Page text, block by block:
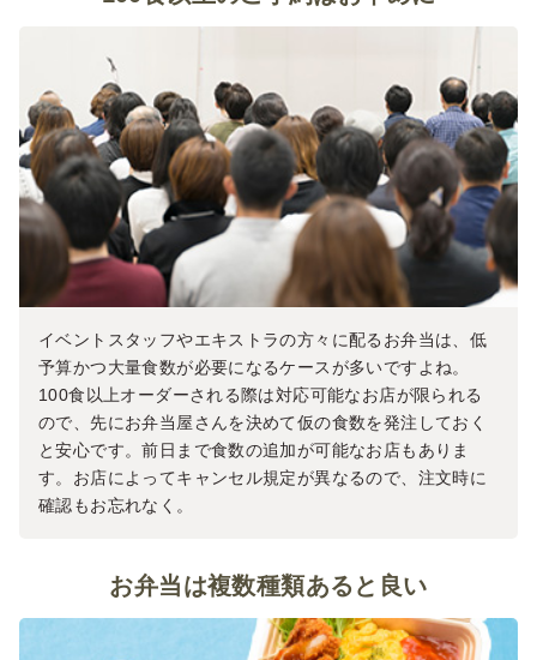
イベントスタッフやエキストラの方々に配るお弁当は、低
予算かつ大量食数が必要になるケースが多いですよね。
100食以上オーダーされる際は対応可能なお店が限られる
ので、先にお弁当屋さんを決めて仮の食数を発注しておく
と安心です。前日まで食数の追加が可能なお店もありま
す。お店によってキャンセル規定が異なるので、注文時に
確認もお忘れなく。
お弁当は複数種類あると良い